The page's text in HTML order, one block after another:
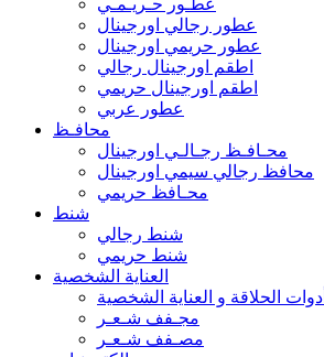
عطـور حـريـمـي
عطور رجالي اورجينال
عطور حريمي اورجينال
اطقم اورجينال رجالي
اطقم اورجينال حريمي
عطور عربي
محافـظ
محـافـظ رجـالـي اورجينال
محافظ رجالي سيمي اورجينال
محـافظ حريمي
شنط
شنط رجالي
شنط حريمي
العناية الشخصية
أدوات الحلاقة و العناية الشخصية
مجـفف شـعـر
مصـفف شـعـر